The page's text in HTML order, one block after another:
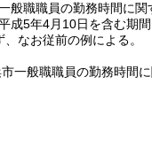
職職員の勤務時間に
5年4月10日を含む期
なお従前の例による。
一般職職員の勤務時間